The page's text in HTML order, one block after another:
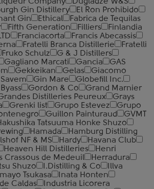
Gin Distillery
El Ron Prohibido
Gin Ethical
Fabrica de Tequilas
Fifth Generation Filliers
Finlandia
Franciacorta
Francis Abecassis
Fratelli Branca Distillerie
Fratelli
Fruko Schulz
G & J Distillers
Gagliano Marcati Gancia
GAS
Gekkeikan Gelas
Giacomo
Gin Mare
Globefill Inc.
Gordon & Co
Grand Marnier
Distilleries Peureux
Grays
Grenki list Grupo Estevez
Grupo
Guillon Painturaud
GVMT
Tatsuuma Honke Shuzo
Hamada
Hamburg Distilling
NF & MS Hardy
Havana Club
Heaven Hill Distilleries
Henri
Crassous de Medeuil
Herradura
Shuzo I.Distilling & Co
Illva
Imayo Tsukasa
Inata Honten
Caldas
Industria Licorera